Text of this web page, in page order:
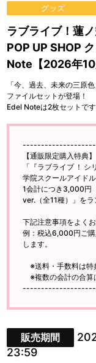
グッズ
ラブライブ！蓮
POP UP SHOP
Note【2026年10
「今、過去、未来の三原
ファイルセットが登場！
Edel Noteは2枚セットです
【通販限定購入特典】
「『ラブライブ ！
学院スクールアイド
1会計につき3,000円
ver.（全11種）」をラ
下記注意事項をよくお
例：税込6,000円ご
します。
※送料・手数料は特
※複数の会計の合算
販売期間
23:59